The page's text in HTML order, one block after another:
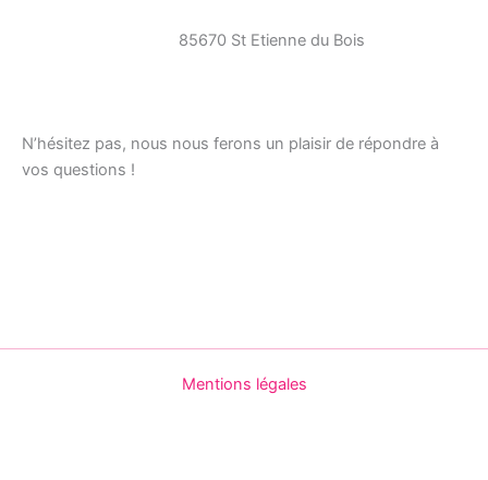
85670 St Etienne du Bois
N’hésitez pas, nous nous ferons un plaisir de répondre à
vos questions !
Mentions légales